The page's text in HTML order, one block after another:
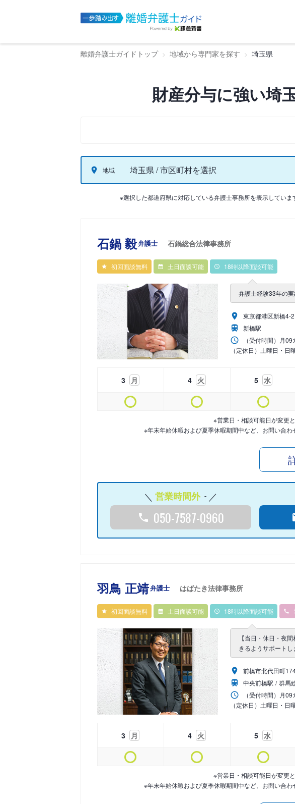
離婚弁護士ガイドトップ 地域から専門家を探す 埼玉県
財産分与に強い埼
地域 埼玉県 / 市区町村を選択
※選択した都道府県に対応している弁護士事務所を表示してい
石鍋 毅弁護士 石鍋総合法律事務所
初回面談無料 土日面談可能 18時以降面談可能
弁護士経験33年の
東京都港区新橋4-
新橋駅
（受付時間） 月
（定休日）土曜日・日
3 月 4 火 5 水
※営業日・相談可能日が変更
※年末年始休暇および夏季休暇期間中など、お問い合
営業時間外 -
050-7587-0960
羽鳥 正靖弁護士 はばたき法律事務所
初回面談無料 土日面談可能 18時以降面談可能
【当日・休日・夜
きるようサポートし
前橋市北代田町
中央前橋駅
群馬
（受付時間） 月
（定休日）土曜日・日
3 月 4 火 5 水
※営業日・相談可能日が変更
※年末年始休暇および夏季休暇期間中など、お問い合